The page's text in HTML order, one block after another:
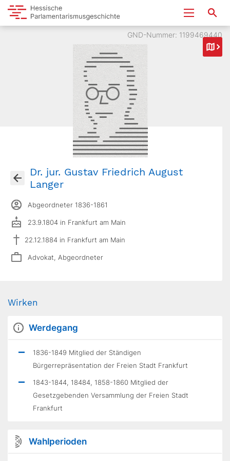
GND-Nummer: 1199469440
Dr. jur. Gustav Friedrich August
Langer
Abgeordneter 1836-1861
23.9.1804 in Frankfurt am Main
22.12.1884 in Frankfurt am Main
Advokat, Abgeordneter
Wirken
Werdegang
1836-1849 Mitglied der Ständigen
Bürgerrepräsentation der Freien Stadt Frankfurt
1843-1844, 18484, 1858-1860 Mitglied der
Gesetzgebenden Versammlung der Freien Stadt
Frankfurt
Wahlperioden